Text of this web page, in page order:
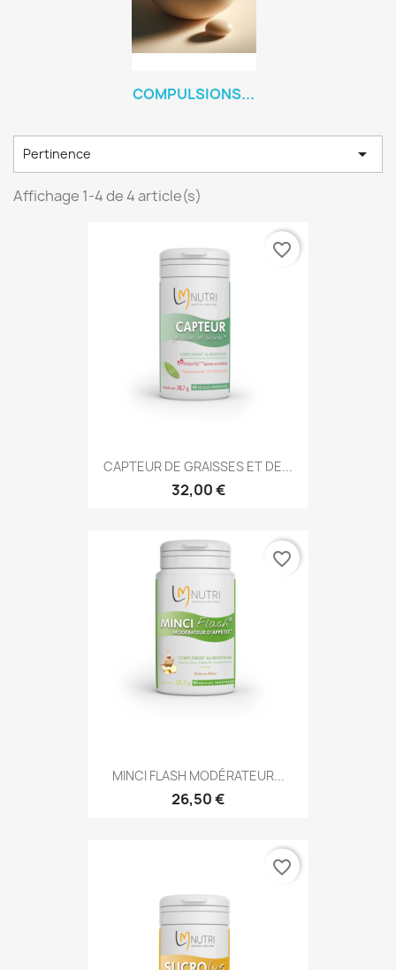
COMPULSIONS...
Pertinence 
Affichage 1-4 de 4 article(s)
CAPTEUR DE GRAISSES ET DE...
32,00 €
favorite_border
MINCI FLASH MODÉRATEUR...
26,50 €
favorite_border
favorite_border